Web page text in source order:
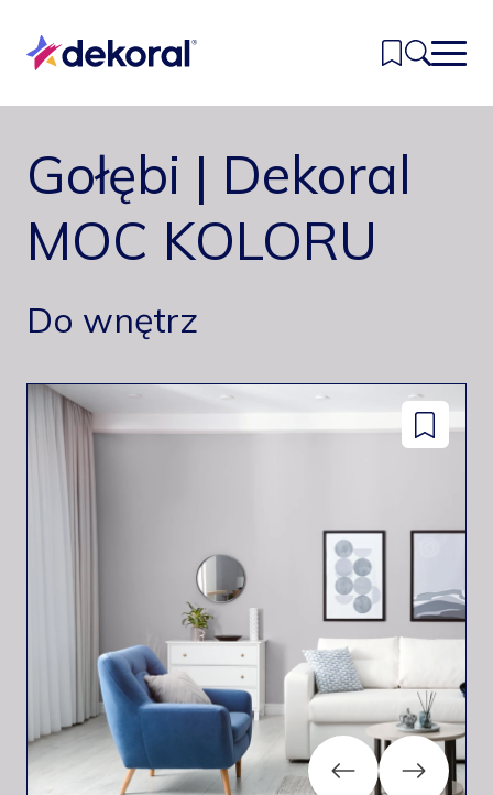
głównej
treści
Inspiracje
Kolory
Produkty
Znajdź sklep
Kontakt
facebookinstagram
Gołębi | Dekoral
MOC KOLORU
Do wnętrz
Dodaj
do
Previous Next